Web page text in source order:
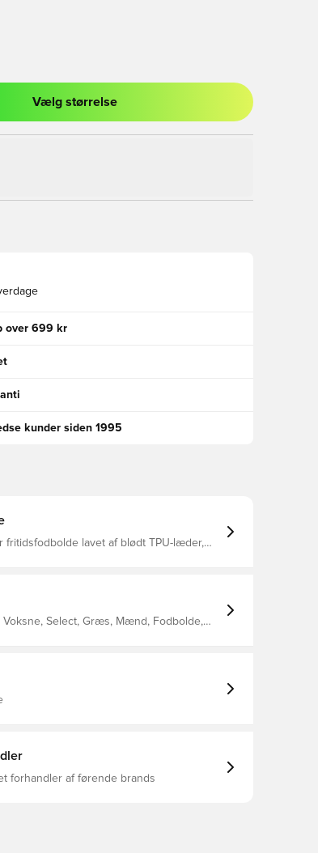
ind eller tilmelde dig som medlem
Vælg størrelse
over 699 kr
kunder siden 1995
fritidsfodbolde lavet af blødt TPU-læder,
skum, polyester, SR blære
Voksne, Select, Græs, Mænd, Fodbolde,
forhandler af førende brands